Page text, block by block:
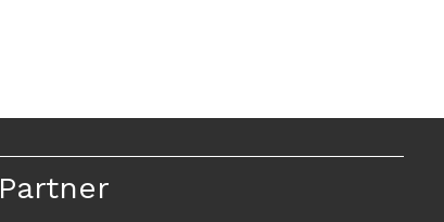
Partner